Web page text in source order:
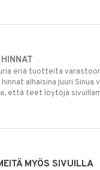
eriä tuotteita
alhaisina juuri Sinua
että teet löytöjä
MYÖS SIVUILLA